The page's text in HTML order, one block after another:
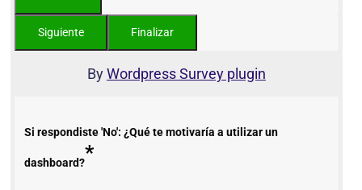
ByWordpress Survey plugin
Si respondiste 'No': ¿Qué te motivaría a utilizar un
dashboard?*